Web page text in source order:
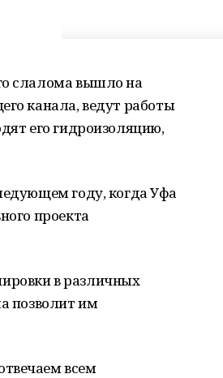
слалома вышло на
канала, ведут работы
его гидроизоляцию,
году, когда Уфа
проекта
в различных
позволит им
всем